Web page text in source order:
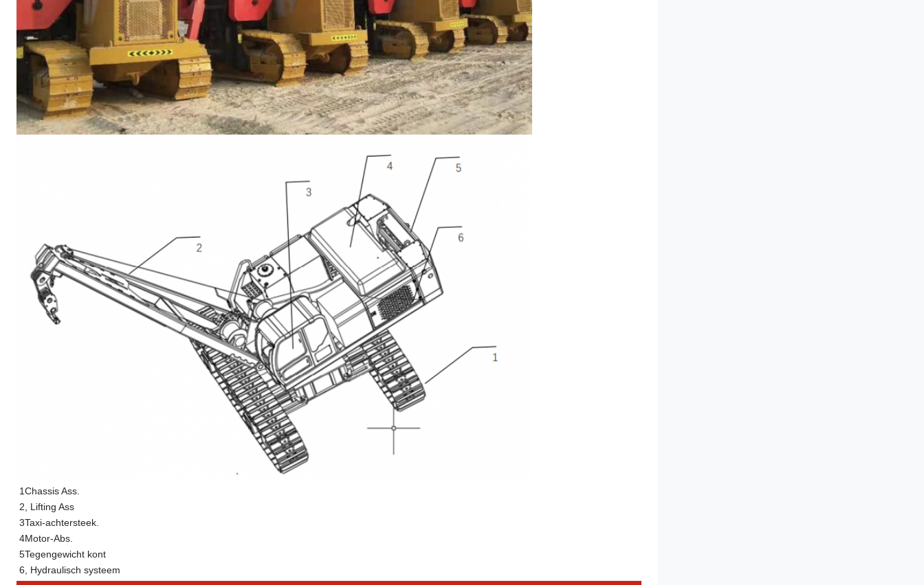
1Chassis Ass.
2, Lifting Ass
3Taxi-achtersteek.
4Motor-Abs.
5Tegengewicht kont
6, Hydraulisch systeem